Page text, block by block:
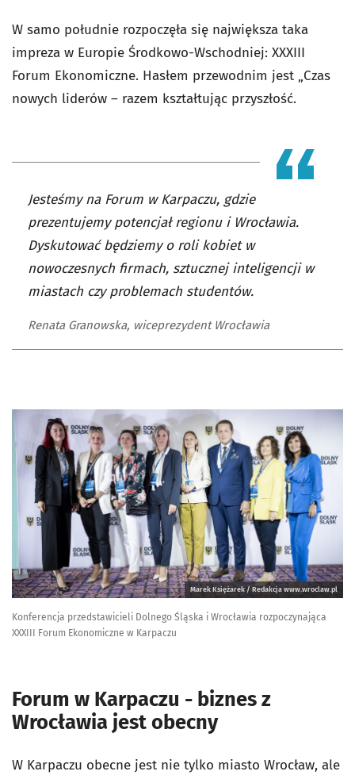
W samo południe rozpoczęła się największa taka
impreza w Europie Środkowo-Wschodniej: XXXIII
Forum Ekonomiczne. Hasłem przewodnim jest „Czas
nowych liderów – razem kształtując przyszłość.
Jesteśmy na Forum w Karpaczu, gdzie
prezentujemy potencjał regionu i Wrocławia.
Dyskutować będziemy o roli kobiet w
nowoczesnych firmach, sztucznej inteligencji w
miastach czy problemach studentów.
Renata Granowska, wiceprezydent Wrocławia
Marek Księżarek / Redakcja www.wroclaw.pl
Konferencja przedstawicieli Dolnego Śląska i Wrocławia rozpoczynająca
XXXIII Forum Ekonomiczne w Karpaczu
Forum w Karpaczu - biznes z
Wrocławia jest obecny
W Karpaczu obecne jest nie tylko miasto Wrocław, ale